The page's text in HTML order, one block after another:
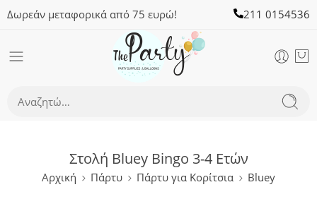
Δωρεάν μεταφορικά από 75 ευρώ! 211 0154536
Στολή Bluey Bingo 3-4 Ετών
Αρχική Πάρτυ Πάρτυ για Κορίτσια Bluey